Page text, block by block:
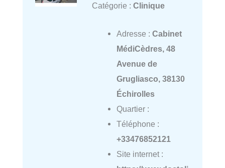
Catégorie : Clinique
Adresse : Cabinet
MédiCèdres, 48
Avenue de
Grugliasco, 38130
Échirolles
Quartier :
Téléphone :
+33476852121
Site internet :